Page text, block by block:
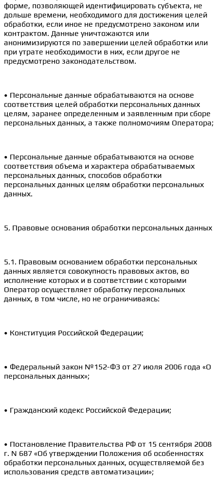
форме, позволяющей идентифицировать субъекта, не
дольше времени, необходимого для достижения целей
обработки, если иное не предусмотрено законом или
контрактом. Данные уничтожаются или
анонимизируются по завершении целей обработки или
при утрате необходимости в них, если другое не
предусмотрено законодательством.
• Персональные данные обрабатываются на основе
соответствия целей обработки персональных данных
целям, заранее определенным и заявленным при сборе
персональных данных, а также полномочиям Оператора;
• Персональные данные обрабатываются на основе
соответствия объема и характера обрабатываемых
персональных данных, способов обработки
персональных данных целям обработки персональных
данных.
5. Правовые основания обработки персональных данных
5.1. Правовым основанием обработки персональных
данных является совокупность правовых актов, во
исполнение которых и в соответствии с которыми
Оператор осуществляет обработку персональных
данных, в том числе, но не ограничиваясь:
• Конституция Российской Федерации;
• Федеральный закон №152-ФЗ от 27 июля 2006 года «О
персональных данных»;
• Гражданский кодекс Российской Федерации;
• Постановление Правительства РФ от 15 сентября 2008
г. N 687 «Об утверждении Положения об особенностях
обработки персональных данных, осуществляемой без
использования средств автоматизации»;